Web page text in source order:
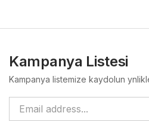
Kampanya Listesi
Kampanya listemize kaydolun